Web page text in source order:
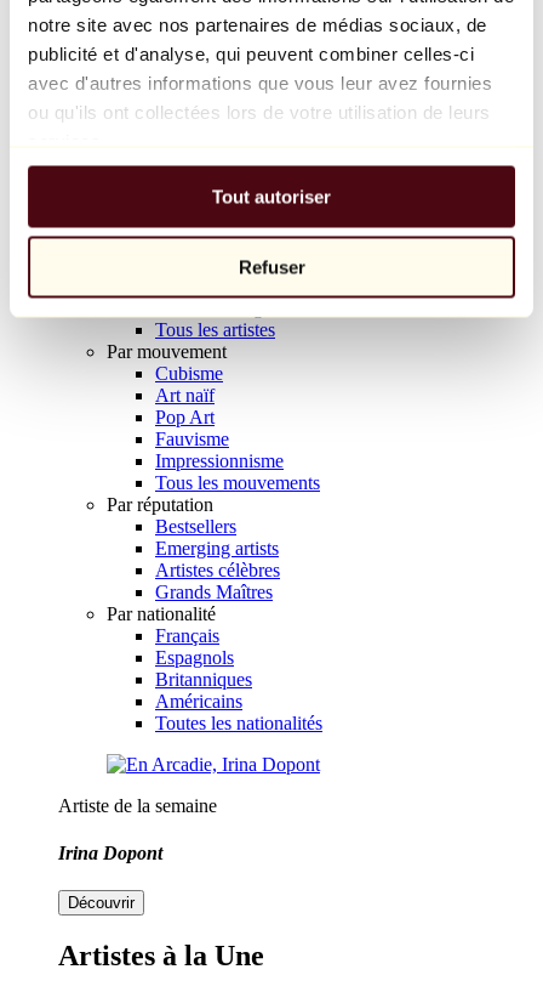
notre site avec nos partenaires de médias sociaux, de
publicité et d'analyse, qui peuvent combiner celles-ci
avec d'autres informations que vous leur avez fournies
ou qu'ils ont collectées lors de votre utilisation de leurs
Tout autoriser
Refuser
Balloon Dog (Orange)
Jeff Koons
10 000 €
Parcourir
Tous les sculpteurs
Tous les photographes
Tous les artistes
Par mouvement
Cubisme
Art naïf
Pop Art
Fauvisme
Impressionnisme
Tous les mouvements
Par réputation
Bestsellers
Emerging artists
Artistes célèbres
Grands Maîtres
Par nationalité
Français
Espagnols
Britanniques
Américains
Toutes les nationalités
Artiste de la semaine
Irina Dopont
Découvrir
Artistes à la Une